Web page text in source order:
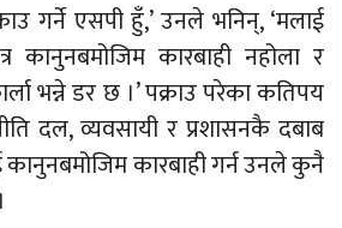
गर्ने एसपी हुँ,’ उनले भनिन्, ‘मलाई
कारबाही नहोला र
भन्ने डर छ ।’ पक्राउ परेका कतिपय
दल, व्यवसायी र प्रशासनकै दबाब
कारबाही गर्न उनले कुनै